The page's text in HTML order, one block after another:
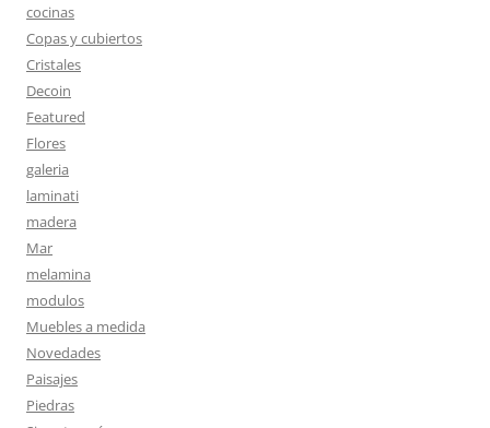
cocinas
Copas y cubiertos
Cristales
Decoin
Featured
Flores
galeria
laminati
madera
Mar
melamina
modulos
Muebles a medida
Novedades
Paisajes
Piedras